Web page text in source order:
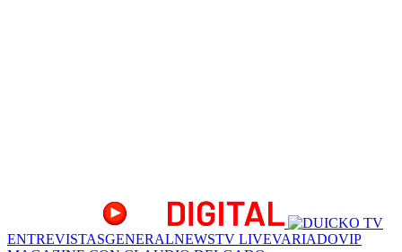
ENTREVISTASGENERALNEWSTV LIVEVARIADOVIP